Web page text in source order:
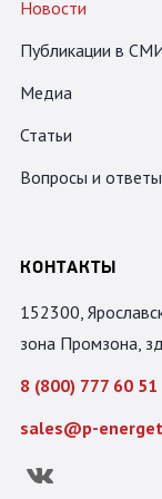
Новости
Публикации в
Медиа
Статьи
Вопросы и ответы
КОНТАКТЫ
152300,
зона Промзона,
8 (800) 777 60 51
sales@p-